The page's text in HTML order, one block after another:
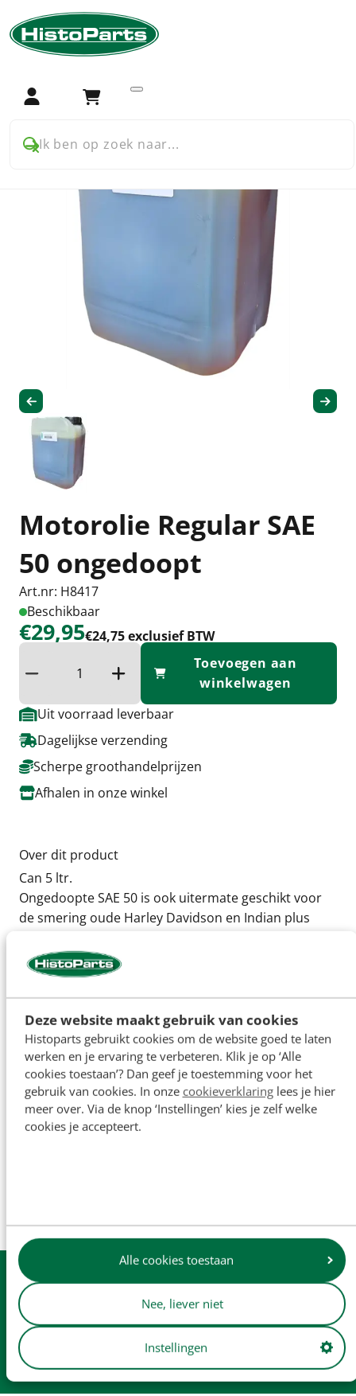
Deze website maakt gebruik van cookies
Histoparts gebruikt cookies om de website goed te laten
werken en je ervaring te verbeteren. Klik je op ‘Alle
cookies toestaan’? Dan geef je toestemming voor het
gebruik van cookies. In onze cookieverklaringlees je hier
meer over. Via de knop ‘Instellingen’ kies je zelf welke
cookies je accepteert.
Alle cookies toestaan
Nee, liever niet
Instellingen
Login Winkelwagen
Ik ben op zoek naar...
Home
Accessoires
Vloeistoffen en gebruiks artikelen
Motorolie Regular SAE 50 ongedoopt
Motorolie Regular SAE
50 ongedoopt
Art.nr: H8417
Beschikbaar
€29,95€24,75 exclusief BTW
Verminder hoeveelheidVerhoog de hoeveelheid
Toevoegen aan
winkelwagen
Uit voorraad leverbaar
Dagelijkse verzending
Scherpe groothandelprijzen
Afhalen in onze winkel
Over dit product
Can 5 ltr.
Ongedoopte SAE 50 is ook uitermate geschikt voor
de smering oude Harley Davidson en Indian plus
Specificaties
Artikelnummer H8417
De namen van originele fabrikanten en
exacte weergave van het product.
verzending
verzending v.a. € 250
Afhalen inonze winkel